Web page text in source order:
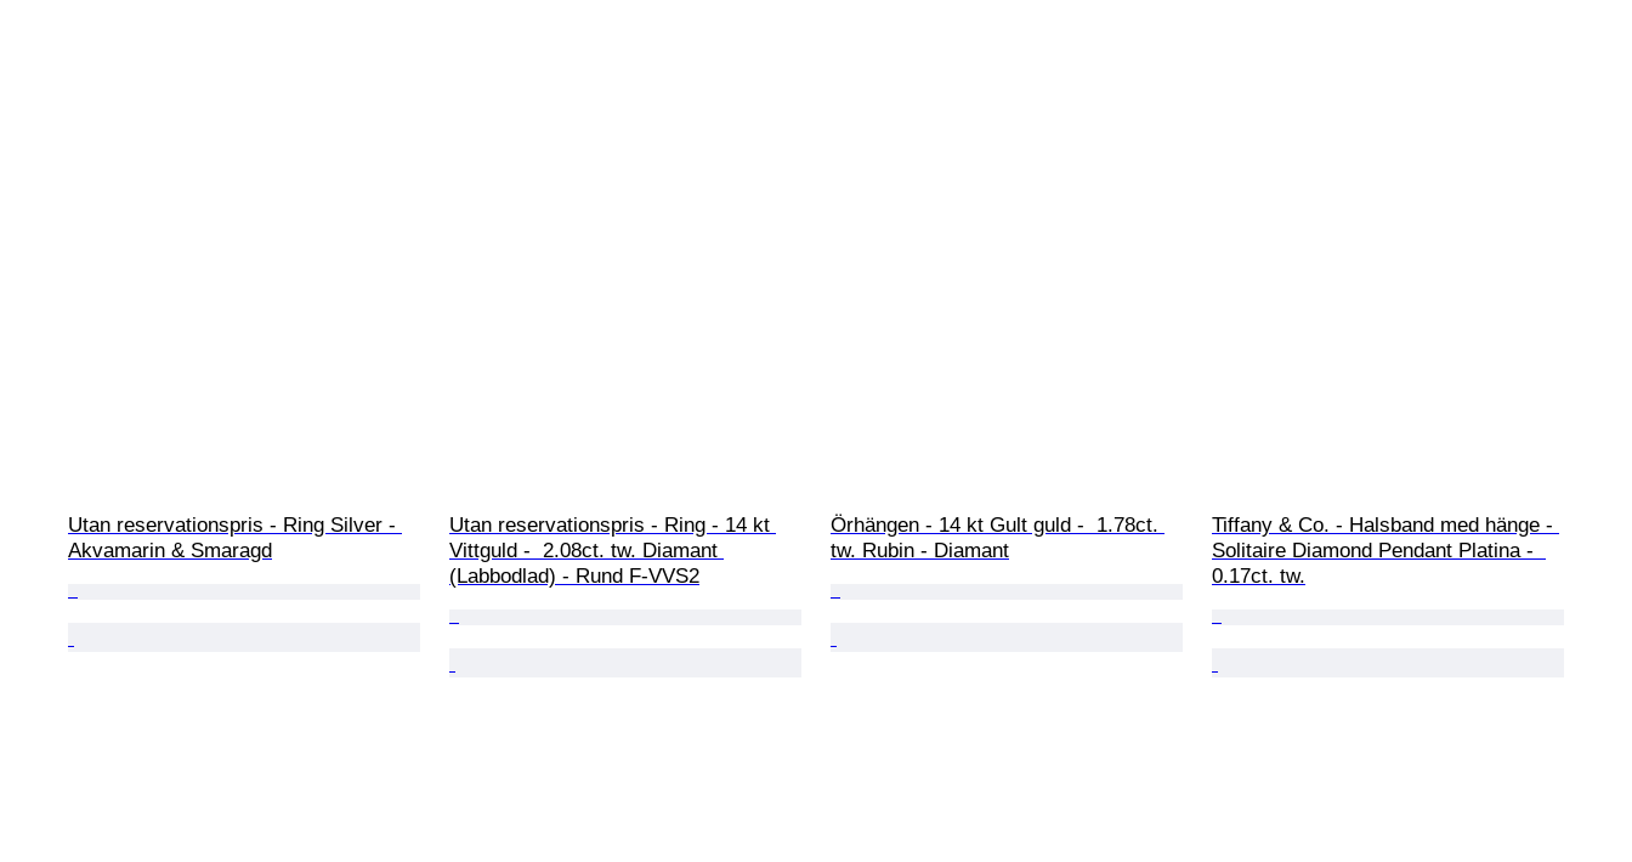
Utan reservationspris - Ring Silver -
Akvamarin & Smaragd
Utan reservationspris - Ring - 14 kt
Vittguld -  2.08ct. tw. Diamant
(Labbodlad) - Rund F-VVS2
Örhängen - 14 kt Gult guld -  1.78ct.
tw. Rubin - Diamant
Tiffany & Co. - Halsband med hänge -
Solitaire Diamond Pendant Platina -
0.17ct. tw.